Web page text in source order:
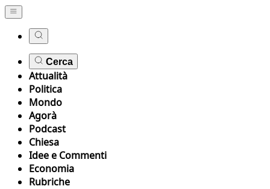
Cerca
Attualità
Politica
Mondo
Agorà
Podcast
Chiesa
Idee e Commenti
Economia
Rubriche